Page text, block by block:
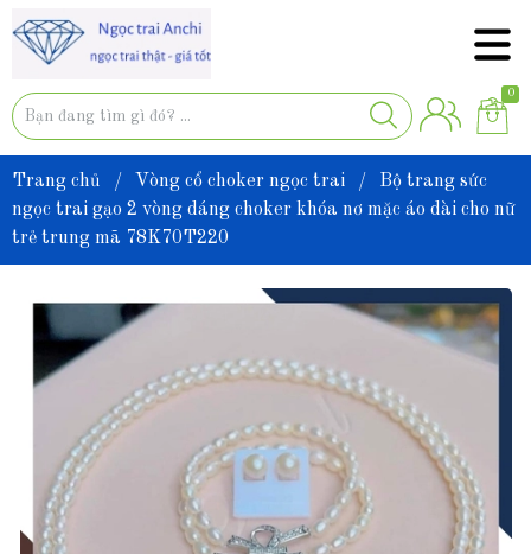
0
Trang chủ / Vòng cổ choker ngọc trai /
Bộ trang sức
ngọc trai gạo 2 vòng dáng choker khóa nơ mặc áo dài cho nữ
trẻ trung mã 78K70T220